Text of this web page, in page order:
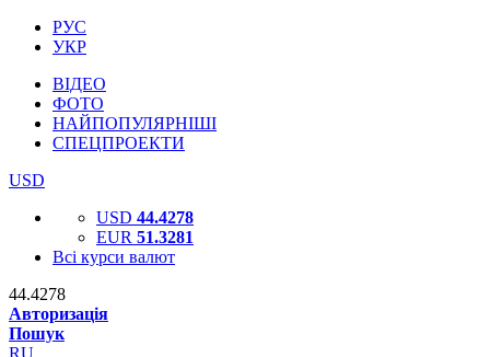
РУС
УКР
ВІДЕО
ФОТО
НАЙПОПУЛЯРНІШІ
СПЕЦПРОЕКТИ
USD
USD 44.4278
EUR 51.3281
Всі курси валют
44.4278
Авторизація
Пошук
RU